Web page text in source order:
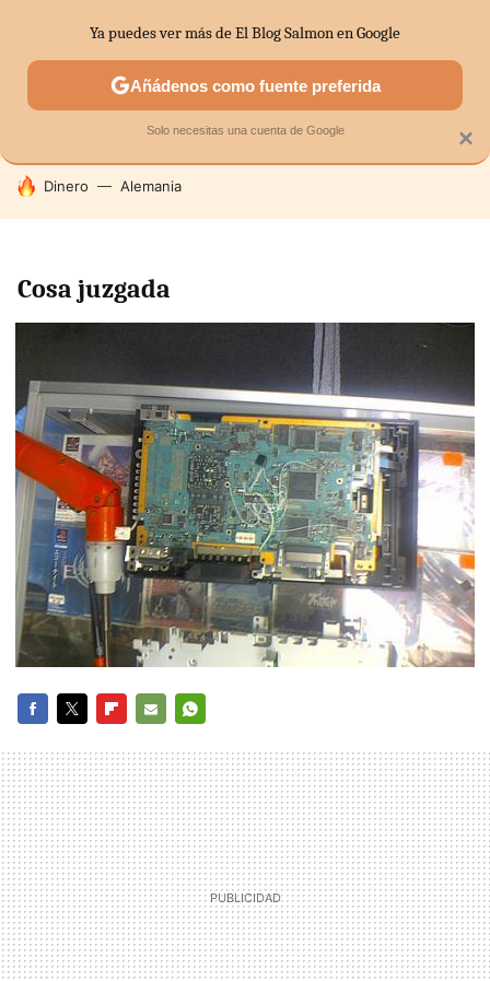
SECTORES ECONOMÍA DOMÉSTICA MERCADOS
HOY SE HABLA DE
Dinero Alemania
Cosa juzgada
MAIL
×
Ya puedes ver más de El Blog Salmon en Google
Añádenos como fuente preferida
Solo necesitas una cuenta de Google